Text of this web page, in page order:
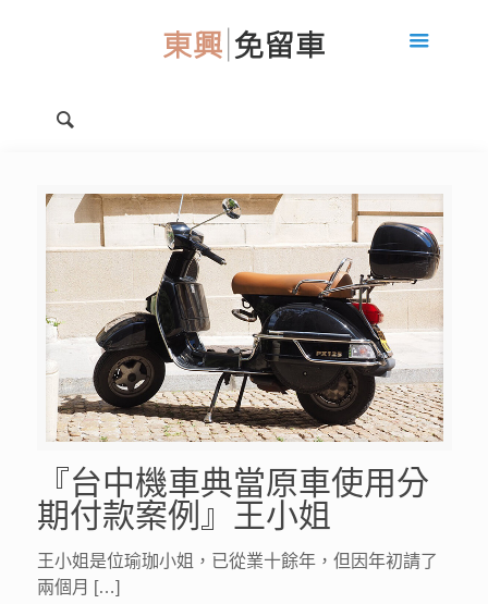
『台中機車典當原車使用分
期付款案例』王小姐
王小姐是位瑜珈小姐，已從業十餘年，但因年初請了
兩個月 […]